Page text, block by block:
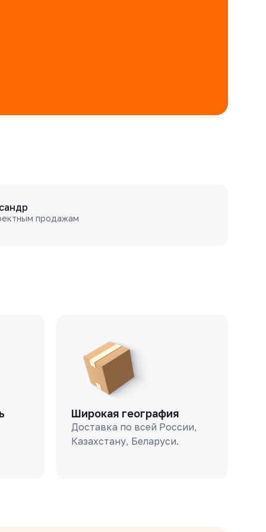
продажам
Широкая география
Доставка по всей России,
Казахстану, Беларуси.